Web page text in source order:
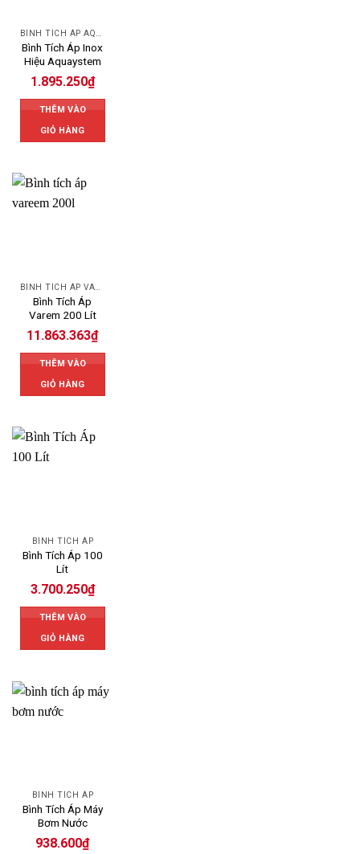
Bình Tích Áp Inox
Hiệu Aquaystem
1.895.250₫
THÊM VÀO
GIỎ HÀNG
BÌNH TÍCH ÁP VAREM
Bình Tích Áp
Varem 200 Lít
11.863.363₫
THÊM VÀO
GIỎ HÀNG
BÌNH TÍCH ÁP
Bình Tích Áp 100
Lít
3.700.250₫
THÊM VÀO
GIỎ HÀNG
BÌNH TÍCH ÁP
Bình Tích Áp Máy
Bơm Nước
938.600₫